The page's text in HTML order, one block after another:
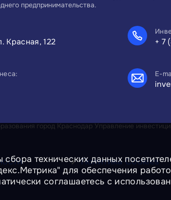
предпринимательства.
Красная, 122 + 7
E-
город Краснодар Управление
Политика Cookies
технических данных
для обеспечения
соглашаетесь с